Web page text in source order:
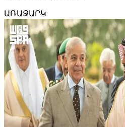
ԱՌԱՋԱՐԿ